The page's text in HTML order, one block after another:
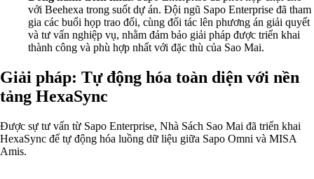
với Beehexa trong suốt dự án. Đội ngũ Sapo Enterprise đã tham
gia các buổi họp trao đổi, cùng đối tác lên phương án giải quyết
và tư vấn nghiệp vụ, nhằm đảm bảo giải pháp được triển khai
thành công và phù hợp nhất với đặc thù của Sao Mai.
Giải pháp: Tự động hóa toàn diện với nền
tảng HexaSync
Được sự tư vấn từ Sapo Enterprise, Nhà Sách Sao Mai đã triển khai
HexaSync để tự động hóa luồng dữ liệu giữa Sapo Omni và MISA
Amis.